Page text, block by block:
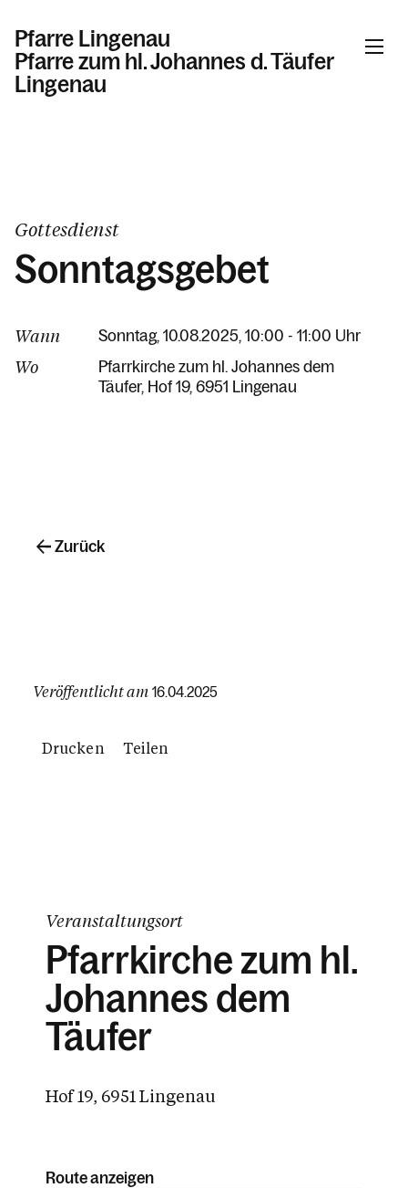
Pfarre Lingenau
Pfarre zum hl. Johannes d. Täufer
Lingenau
Kalender
Kontakt
Gottesdienst
Sonntagsgebet
Wann Sonntag, 10.08.2025, 10:00 - 11:00 Uhr
Wo
Pfarrkirche zum hl. Johannes dem
Täufer Hof 19 6951 Lingenau
Veröffentlicht am 16.04.2025
Drucken Teilen
Zurück
Veranstaltungsort
Pfarrkirche zum hl.
Johannes dem
Täufer
Hof 19, 6951 Lingenau
Route anzeigen